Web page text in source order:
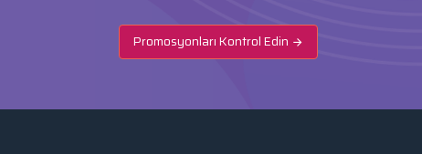
Promosyonları Kontrol Edin